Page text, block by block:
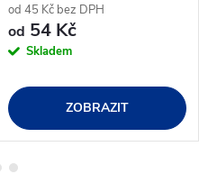
od 45 Kč bez DPH
od 54 Kč
Skladem
ZOBRAZIT